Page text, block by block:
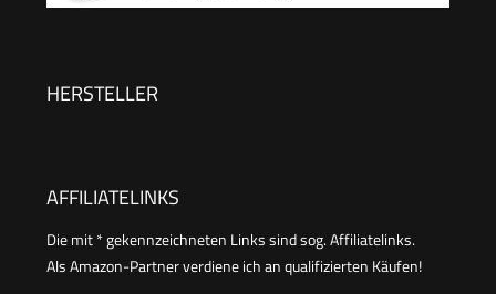
Thermostat für perfekte Bräunung,
HERSTELLER
AFFILIATELINKS
Die mit * gekennzeichneten Links sind sog. Affiliatelinks.
Als Amazon-Partner verdiene ich an qualifizierten Käufen!